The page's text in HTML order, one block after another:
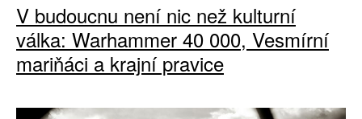
V budoucnu není nic než kulturní
válka: Warhammer 40 000, Vesmírní
mariňáci a krajní pravice